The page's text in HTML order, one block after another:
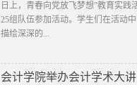
日上，青春向党放飞梦想”教育实
25组队伍参加活动。学生们在活动
描绘深深的...
会计学院举办会计学术大